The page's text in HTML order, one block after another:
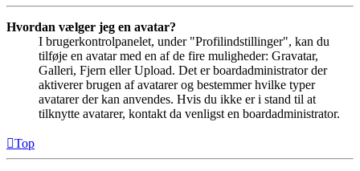
Hvordan vælger jeg en avatar?
I brugerkontrolpanelet, under "Profilindstillinger", kan du
tilføje en avatar med en af de fire muligheder: Gravatar,
Galleri, Fjern eller Upload. Det er boardadministrator der
aktiverer brugen af avatarer og bestemmer hvilke typer
avatarer der kan anvendes. Hvis du ikke er i stand til at
tilknytte avatarer, kontakt da venligst en boardadministrator.
Top